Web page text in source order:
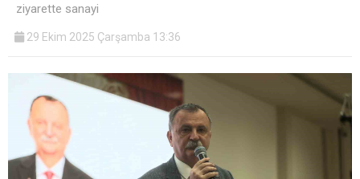
ziyarette sanayi
29 Ekim 2025 Çarşamba 13:36